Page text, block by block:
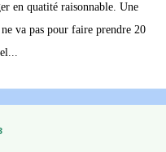
en quatité raisonnable. Une
va pas pour faire prendre 20